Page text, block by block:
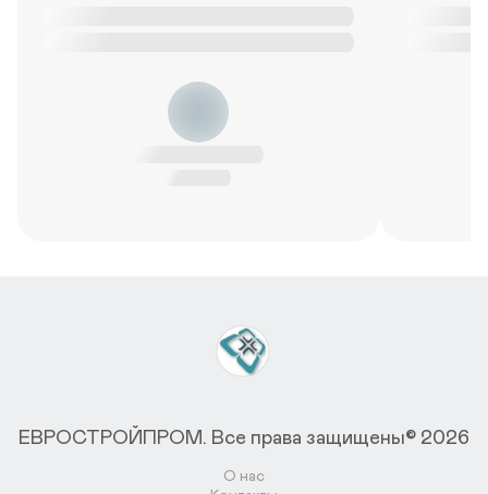
ЕВРОСТРОЙПРОМ. Все права защищены© 2026
О нас